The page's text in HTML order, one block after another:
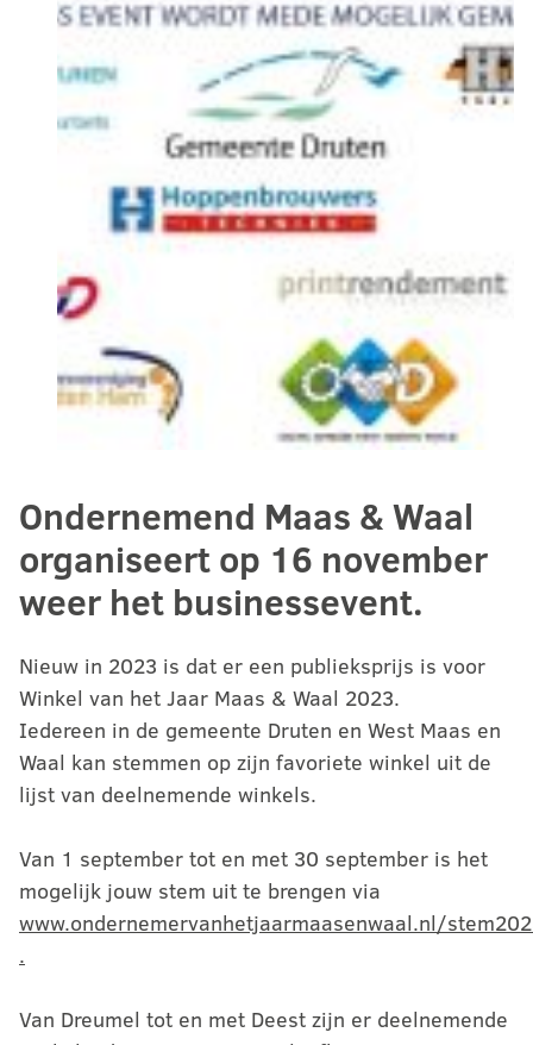
Ondernemend Maas & Waal
organiseert op 16 november
weer het businessevent.
Nieuw in 2023 is dat er een publieksprijs is voor
Winkel van het Jaar Maas & Waal 2023.
Iedereen in de gemeente Druten en West Maas en
Waal kan stemmen op zijn favoriete winkel uit de
lijst van deelnemende winkels.
Van 1 september tot en met 30 september is het
mogelijk jouw stem uit te brengen via
www.ondernemervanhetjaarmaasenwaal.nl/
.
Van Dreumel tot en met Deest zijn er deelnemende